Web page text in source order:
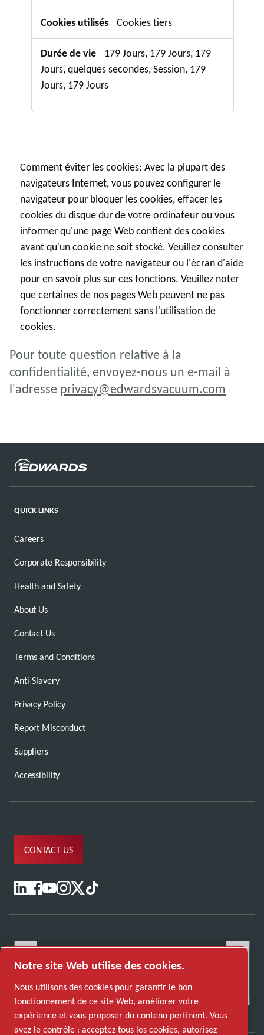
Cookies tiers
179 Jours, 179 Jours, 179
Jours, quelques secondes, Session, 179
Jours, 179 Jours
Comment éviter les cookies: Avec la plupart des
navigateurs Internet, vous pouvez configurer le
navigateur pour bloquer les cookies, effacer les
cookies du disque dur de votre ordinateur ou vous
informer qu'une page Web contient des cookies
avant qu'un cookie ne soit stocké. Veuillez consulter
les instructions de votre navigateur ou l'écran d'aide
pour en savoir plus sur ces fonctions. Veuillez noter
que certaines de nos pages Web peuvent ne pas
fonctionner correctement sans l'utilisation de
cookies.
Pour toute question relative à la
confidentialité, envoyez-nous un e-mail à
l'adresse privacy@edwardsvacuum.com
QUICK LINKS
Careers
Corporate Responsibility
Health and Safety
About Us
Contact Us
Terms and Conditions
Anti-Slavery
Privacy Policy
Report Misconduct
Suppliers
Accessibility
CONTACT US
Notre site Web utilise des cookies.
Nous utilisons des cookies pour garantir le bon
fonctionnement de ce site Web, améliorer votre
expérience et vous proposer du contenu pertinent. Vous
avez le contrôle : acceptez tous les cookies, autorisez